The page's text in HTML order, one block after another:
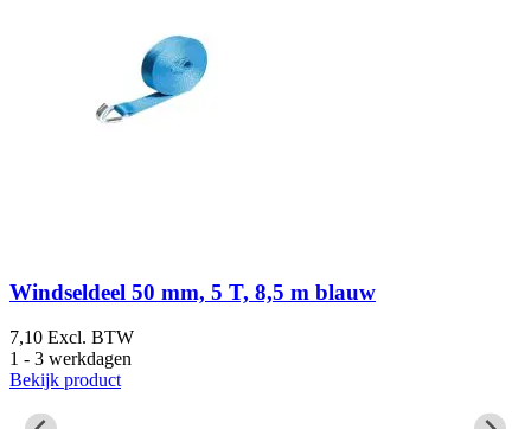
Windseldeel 50 mm, 5 T, 8,5 m blauw
7,10 Excl. BTW
1 - 3 werkdagen
Bekijk product